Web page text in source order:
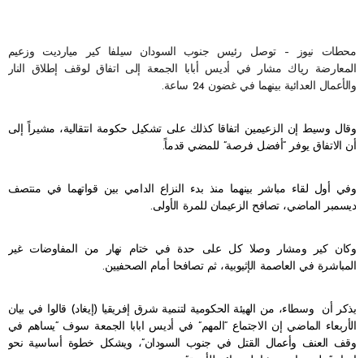
محطات نيوز – توصل رئيس جنوب السودان سيلفا كير ميارديت وزعيم
المعارضة رياك مشار في أديس أبابا الجمعة إلى اتفاق لوقف إطلاق النار
والأعمال العدائية بينهما في غضون 24 ساعة.
وقال وسيط إن الزعيمين اتفاقا كذلك على تشكيل حكومة انتقالية، مشيراً إلى
أن الاتفاق يوفر “أفضل فرصة” للمضي قدماً.
وفي أول لقاء مباشر بينهما منذ بدء النزاع الدامي بين قواتهما في منتصف
ديسمبر الماضي، تصافح الزعيمان للمرة الأولى.
وكان كير ومشار وصلا كل على حدة في ختام نهار من المفاوضات غير
المباشرة في العاصمة الإثيوبية، ثم تصافحا أمام الصحفيين.
يذكر أن وسطاء، من الهيئة الحكومية لتنمية شرق إفريقيا (إيغاد) قالوا في بيان
الأربعاء الماضي إن الاجتماع “المهم” في أديس ابابا الجمعة سوف “يساهم في
وقف العنف وأعمال القتل في جنوب السودان”، ويشكل خطوة أساسية نحو